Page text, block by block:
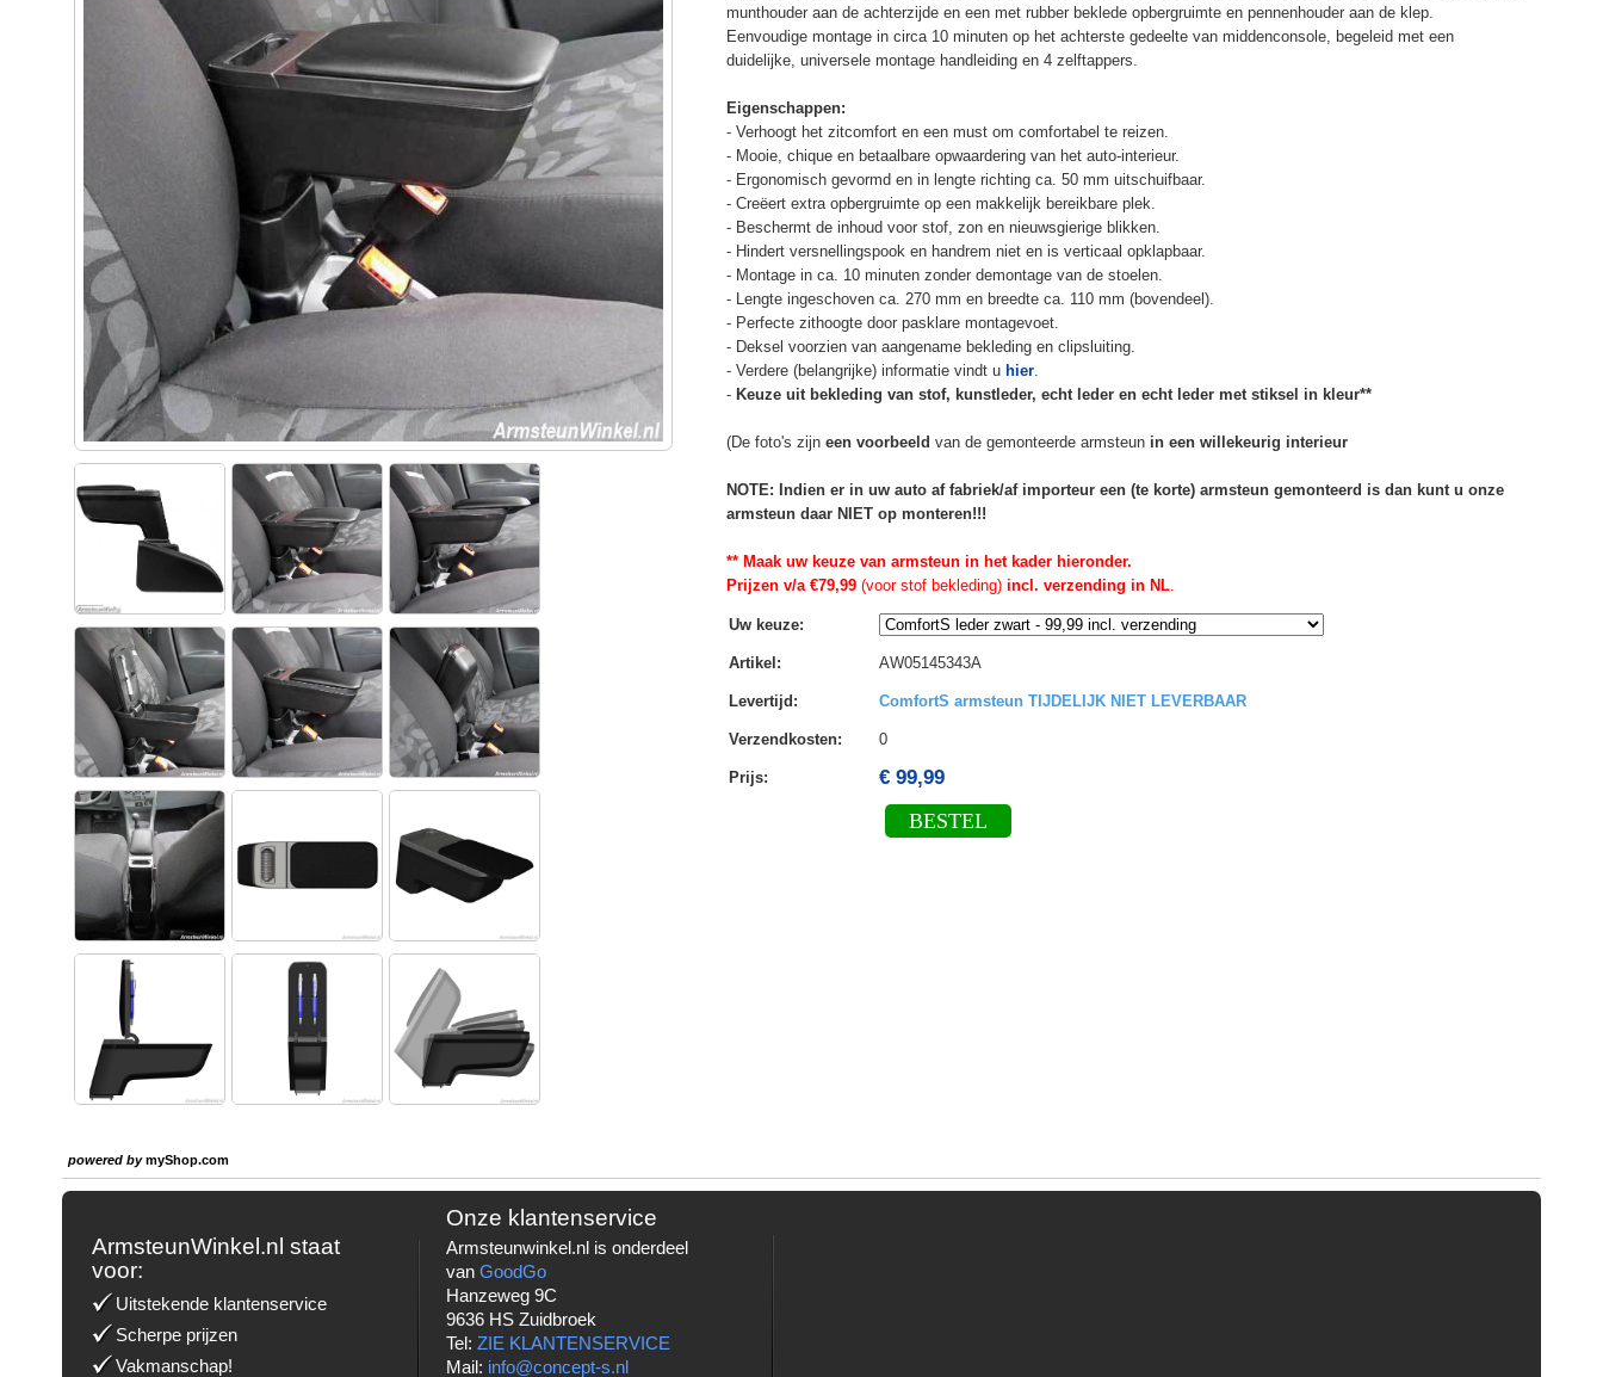
munthouder aan de achterzijde en een met rubber beklede opbergruimte en pennenhouder aan de klep.
Eenvoudige montage in circa 10 minuten op het achterste gedeelte van middenconsole, begeleid met een
duidelijke, universele montage handleiding en 4 zelftappers.
Eigenschappen:
- Verhoogt het zitcomfort en een must om comfortabel te reizen.
- Mooie, chique en betaalbare opwaardering van het auto-interieur.
- Ergonomisch gevormd en in lengte richting ca. 50 mm uitschuifbaar.
- Creëert extra opbergruimte op een makkelijk bereikbare plek.
- Beschermt de inhoud voor stof, zon en nieuwsgierige blikken.
- Hindert versnellingspook en handrem niet en is verticaal opklapbaar.
- Montage in ca. 10 minuten zonder demontage van de stoelen.
- Lengte ingeschoven ca. 270 mm en breedte ca. 110 mm (bovendeel).
- Perfecte zithoogte door pasklare montagevoet.
- Deksel voorzien van aangename bekleding en clipsluiting.
- Verdere (belangrijke) informatie vindt u hier.
- Keuze uit bekleding van stof, kunstleder, echt leder en echt leder met stiksel in kleur**
(De foto's zijn een voorbeeld van de gemonteerde armsteun in een willekeurig interieur
NOTE: Indien er in uw auto af fabriek/af importeur een (te korte) armsteun gemonteerd is dan kunt u onze
armsteun daar NIET op monteren!!!
** Maak uw keuze van armsteun in het kader hieronder.
Prijzen v/a €79,99(voor stof bekleding)incl. verzending in NL.
Uw keuze:
Artikel : AW05145343A
Levertijd : ComfortS armsteun TIJDELIJK NIET LEVERBAAR
Verzendkosten: 0
Prijs: € 99,99
BESTEL
powered bymyShop.com
ArmsteunWinkel.nl staat
voor:
Uitstekende klantenservice
Scherpe prijzen
Vakmanschap!
Onze klantenservice
Armsteunwinkel.nl is onderdeel
vanGoodGo
Hanzeweg 9C
9636 HS Zuidbroek
Tel:ZIE KLANTENSERVICE
Mail: info@concept-s.nl